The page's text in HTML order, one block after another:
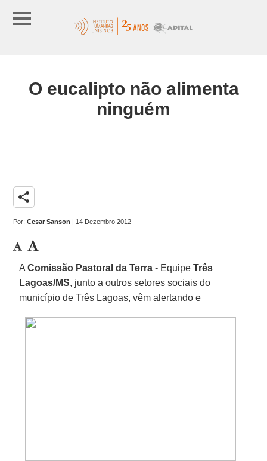
O eucalipto não alimenta
ninguém
share
Por:Cesar Sanson | 14 Dezembro 2012
AComissão Pastoral da Terra - EquipeTrês
Lagoas/MS, junto a outros setores sociais do
município de Três Lagoas, vêm alertando e